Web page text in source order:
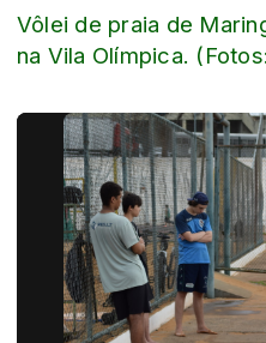
Vôlei de praia de
na Vila Olímpica.